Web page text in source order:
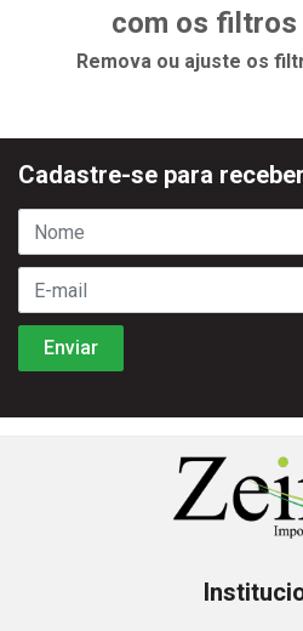
com os filtros
Remova ou ajuste os
Cadastre-se para